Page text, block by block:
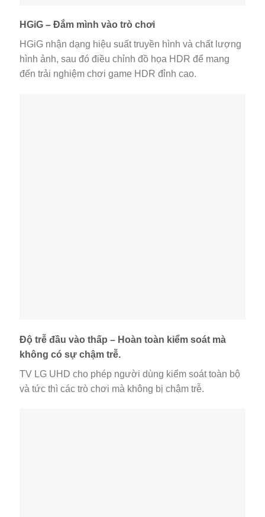
HGiG – Đắm mình vào trò chơi
HGiG nhận dạng hiệu suất truyền hình và chất lượng
hình ảnh, sau đó điều chỉnh đồ họa HDR để mang
đến trải nghiệm chơi game HDR đỉnh cao.
Độ trễ đầu vào thấp – Hoàn toàn kiểm soát mà
không có sự chậm trễ.
TV LG UHD cho phép người dùng kiểm soát toàn bộ
và tức thì các trò chơi mà không bị chậm trễ.